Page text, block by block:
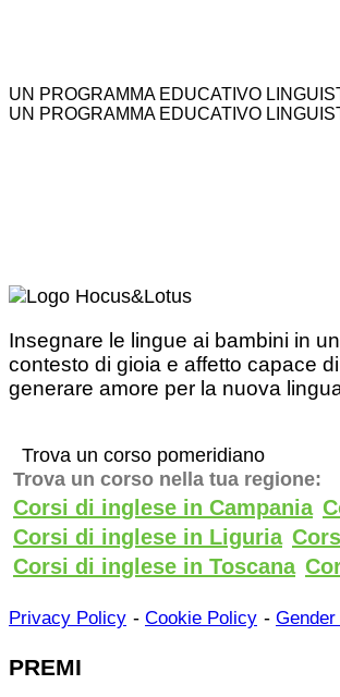
UN PROGRAMMA EDUCATIVO
UN PROGRAMMA EDUCATIVO
Insegnare le lingue ai bambini in un
contesto di gioia e affetto capace di
generare amore per la nuova
Trova un corso pomeridiano
Trova un corso nella tua regione:
Corsi di inglese in Campania
Corsi di inglese in Liguria
Corsi di inglese in Toscana
Privacy Policy - Cookie Policy -
PREMI